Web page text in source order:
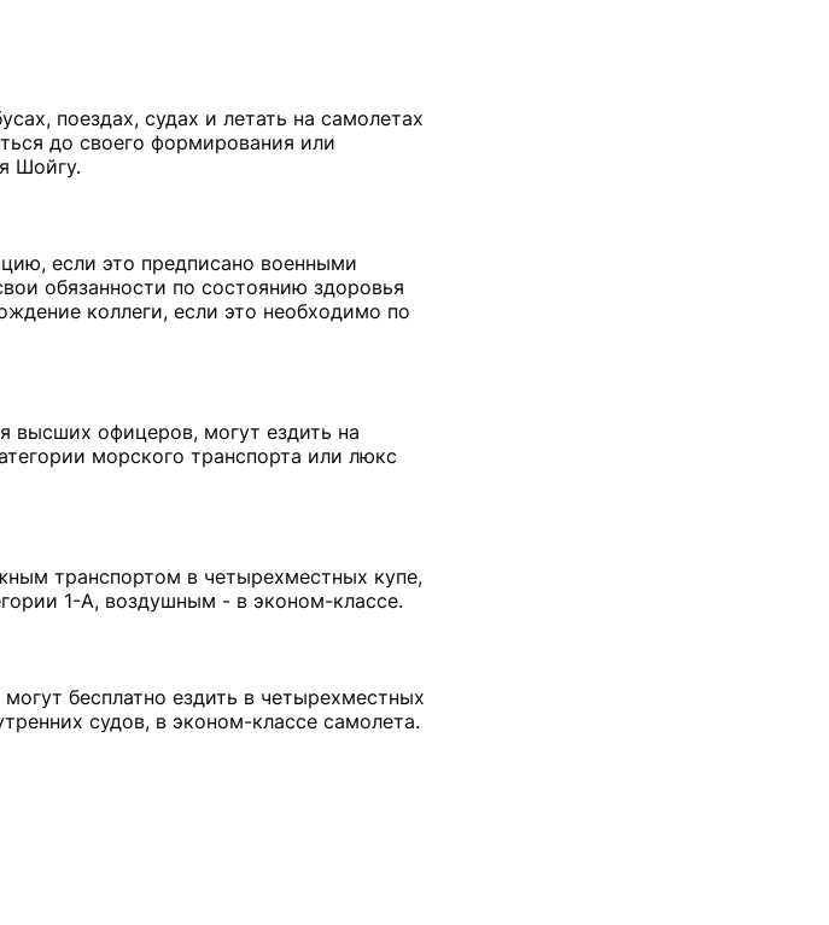
поездах, судах и летать на самолетах
до своего формирования или
Шойгу.
если это предписано военными
обязанности по состоянию здоровья
коллеги, если это необходимо по
высших офицеров, могут ездить на
морского транспорта или люкс
транспортом в четырехместных купе,
1-А, воздушным - в эконом-классе.
бесплатно ездить в четырехместных
судов, в эконом-классе самолета.